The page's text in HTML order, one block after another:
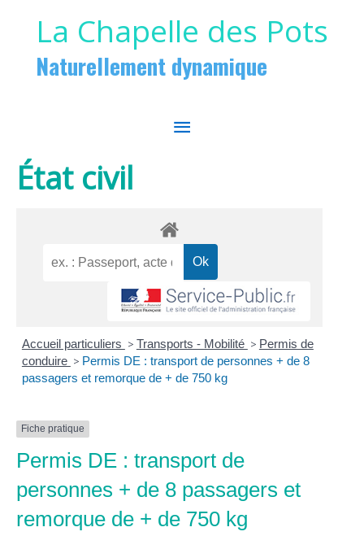
La Chapelle des Pots
Naturellement dynamique
MENU
État civil
Accueil particuliers > Transports - Mobilité > Permis de
conduire > Permis DE : transport de personnes + de 8
passagers et remorque de + de 750 kg
Fiche pratique
Permis DE : transport de
personnes + de 8 passagers et
remorque de + de 750 kg